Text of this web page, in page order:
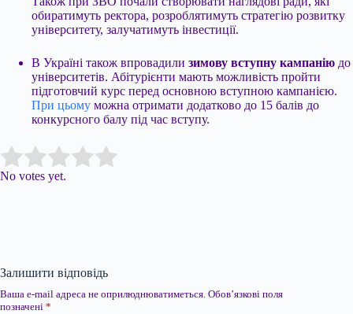
обиратимуть ректора, розроблятимуть стратегію розвитку
університету, залучатимуть інвестиції.
В Україні також впровадили зимову вступну кампанію до
університетів. Абітурієнти мають можливість пройти
підготовчий курс перед основною вступною кампанією.
При цьому можна отримати додатково до 15 балів до
конкурсного балу під час вступу.
Rate this item:
No votes yet.
Залишити відповідь
Ваша e-mail адреса не оприлюднюватиметься. Обов’язкові поля
позначені *